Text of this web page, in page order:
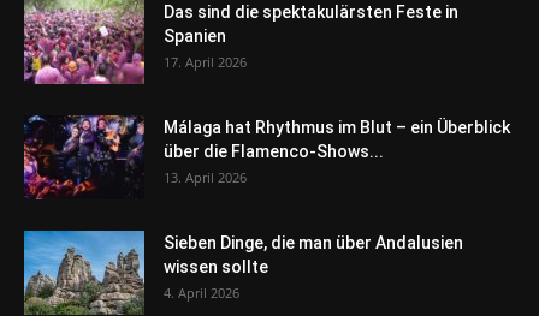
Das sind die spektakulärsten Feste in
Spanien
17. April 2026
Málaga hat Rhythmus im Blut – ein Überblick
über die Flamenco-Shows...
13. April 2026
Sieben Dinge, die man über Andalusien
wissen sollte
4. April 2026